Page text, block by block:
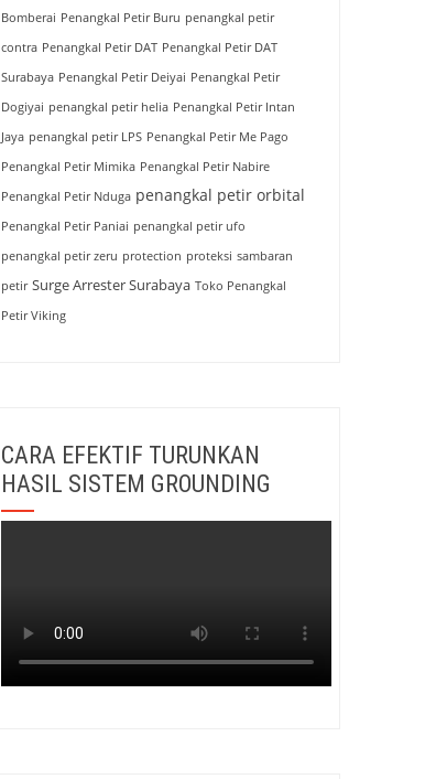
Bomberai Penangkal Petir Buru penangkal petir
contra Penangkal Petir DAT Penangkal Petir DAT
Surabaya Penangkal Petir Deiyai Penangkal Petir
Dogiyai penangkal petir helia Penangkal Petir Intan
Jaya penangkal petir LPS Penangkal Petir Me Pago
Penangkal Petir Mimika Penangkal Petir Nabire
Penangkal Petir Nduga penangkal petir orbital
Penangkal Petir Paniai penangkal petir ufo
penangkal petir zeru protection proteksi sambaran
petir Surge Arrester Surabaya Toko Penangkal
Petir Viking
CARA EFEKTIF TURUNKAN
HASIL SISTEM GROUNDING